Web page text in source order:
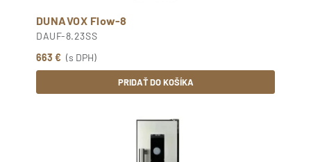
DUNAVOX Flow-8
DAUF-8.23SS
663 € (s DPH)
PRIDAŤ DO KOŠÍKA